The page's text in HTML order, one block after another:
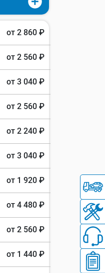
от 2 860 ₽
от 2 560 ₽
от 3 040 ₽
от 2 560 ₽
от 2 240 ₽
от 3 040 ₽
от 1 920 ₽
от 4 480 ₽
от 2 560 ₽
от 1 440 ₽